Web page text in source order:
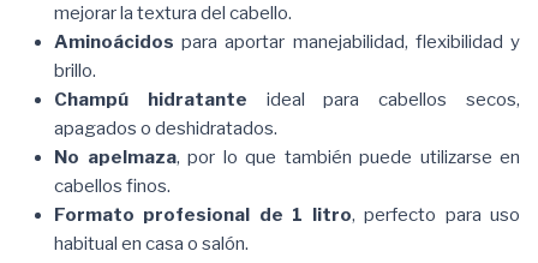
mejorar la textura del cabello.
Aminoácidos para aportar manejabilidad, flexibilidad y
brillo.
Champú hidratante ideal para cabellos secos,
apagados o deshidratados.
No apelmaza, por lo que también puede utilizarse en
cabellos finos.
Formato profesional de 1 litro, perfecto para uso
habitual en casa o salón.